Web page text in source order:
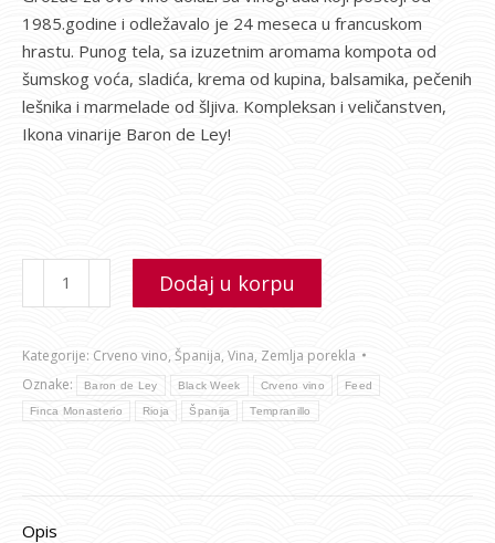
1985.godine i odležavalo je 24 meseca u francuskom
hrastu. Punog tela, sa izuzetnim aromama kompota od
šumskog voća, sladića, krema od kupina, balsamika, pečenih
lešnika i marmelade od šljiva. Kompleksan i veličanstven,
Ikona vinarije Baron de Ley!
Dodaj u korpu
Kategorije: Crveno vino, Španija, Vina, Zemlja porekla
Oznake:
Baron de Ley Black Week Crveno vino Feed
Finca Monasterio Rioja Španija Tempranillo
Opis